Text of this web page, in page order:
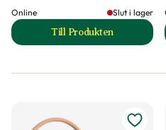
Online
Slut i lager
Till Produkten
till Vattenkanna